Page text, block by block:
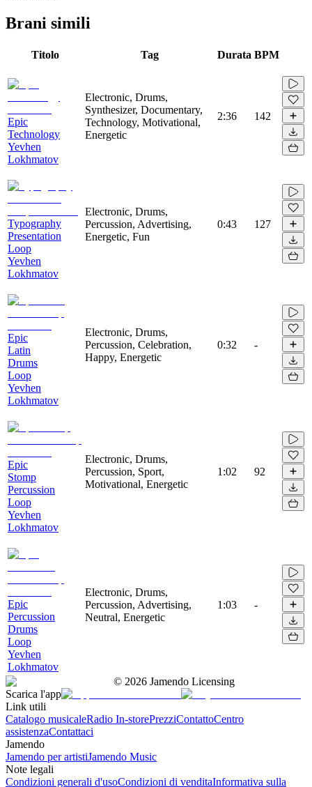
Brani simili
Titolo Tag Durata BPM
Epic
Technology
Yevhen
Lokhmatov
Electronic, Drums,
Synthesizer, Documentary,
Technology, Motivational,
Energetic
2:36 142
Typography
Presentation
Loop
Yevhen
Lokhmatov
Electronic, Drums,
Percussion, Advertising,
Energetic, Fun
0:43 127
Epic
Latin
Drums
Loop
Yevhen
Lokhmatov
Electronic, Drums,
Percussion, Celebration,
Happy, Energetic
0:32 -
Epic
Stomp
Percussion
Loop
Yevhen
Lokhmatov
Electronic, Drums,
Percussion, Sport,
Motivational, Energetic
1:02 92
Epic
Percussion
Drums
Loop
Yevhen
Lokhmatov
Electronic, Drums,
Percussion, Advertising,
Neutral, Energetic
1:03 -
© 2026 Jamendo Licensing
Scarica l'app
Link utili
Catalogo musicaleRadio In-storePrezziContattoCentro
assistenzaContattaci
Jamendo
Jamendo per artistiJamendo Music
Note legali
Condizioni generali d'usoCondizioni di venditaInformativa sulla